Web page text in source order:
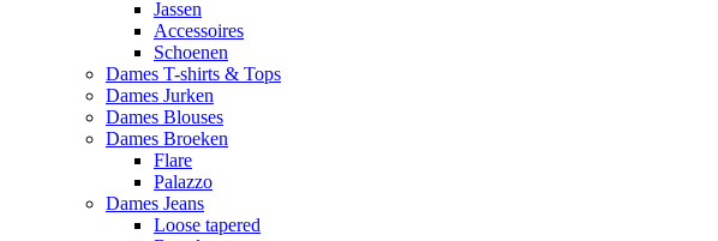
Jassen
Accessoires
Schoenen
Dames T-shirts & Tops
Dames Jurken
Dames Blouses
Dames Broeken
Flare
Palazzo
Dames Jeans
Loose tapered